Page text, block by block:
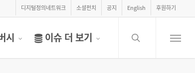
디지털정의네트워크 소셜펀치 공지 English 후원하기
시 이슈 더 보기
search
Menu